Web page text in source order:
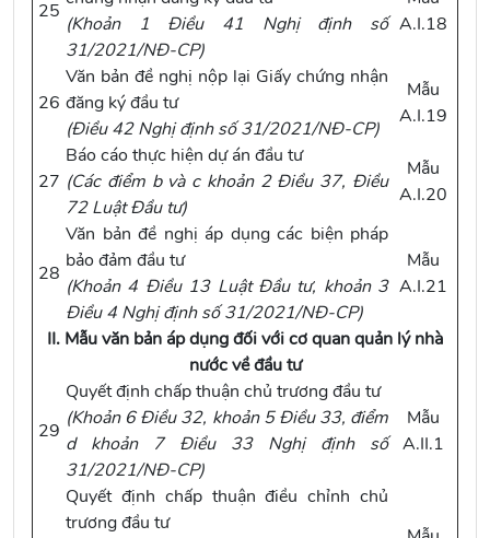
25
(Khoản 1 Điều 41 Nghị định số
31/2021/NĐ-CP)
A.I.18
26
Văn bản đề nghị nộp lại Giấy chứng nhận
đăng ký đầu tư
(Điều 42 Nghị định số 31/2021/NĐ-CP)
Mẫu
A.I.19
27
Báo cáo thực hiện dự án đầu tư
(Các điểm b và c khoản 2 Điều 37, Điều
72 Luật Đầu tư)
Mẫu
A.I.20
28
Văn bản đề nghị áp dụng các biện pháp
bảo đảm đầu tư
(Khoản 4 Điều 13 Luật Đầu tư, khoản 3
Điều 4 Nghị định số 31/2021/NĐ-CP)
Mẫu
A.I.21
II. Mẫu văn bản áp dụng đối với cơ quan quản lý nhà
nước về đầu tư
29
Quyết định chấp thuận chủ trương đầu tư
(Khoản 6 Điều 32, khoản 5 Điều 33, điểm
d khoản 7 Điều 33 Nghị định số
31/2021/NĐ-CP)
Mẫu
A.II.1
Quyết định chấp thuận điều chỉnh chủ
trương đầu tư